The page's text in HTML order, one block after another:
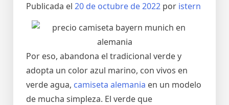
Publicada el 20 de octubre de 2022 por istern
Por eso, abandona el tradicional verde y
adopta un color azul marino, con vivos en
verde agua, camiseta alemania en un modelo
de mucha simpleza. El verde que